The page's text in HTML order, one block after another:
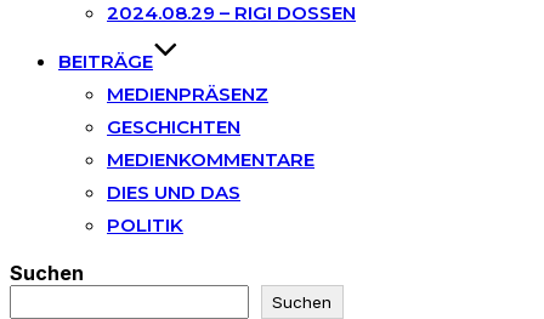
2024.08.29 – RIGI DOSSEN
BEITRÄGE
MEDIENPRÄSENZ
GESCHICHTEN
MEDIENKOMMENTARE
DIES UND DAS
POLITIK
Suchen
Suchen